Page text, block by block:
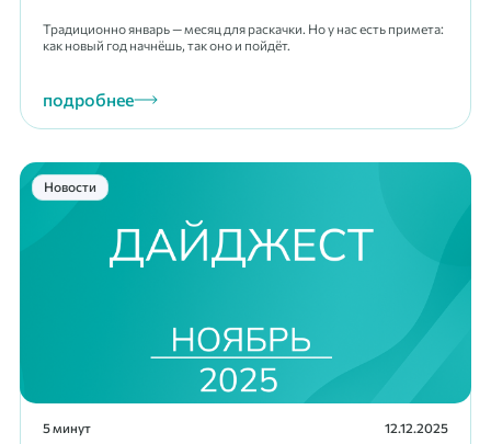
Традиционно январь — месяц для раскачки. Но у нас есть примета:
как новый год начнёшь, так оно и пойдёт.
подробнее
5 минут 12.12.2025
Новости